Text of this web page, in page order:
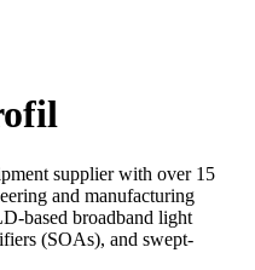
supplier with over 15
and manufacturing
based broadband light
(SOAs), and swept-